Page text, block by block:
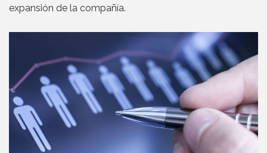
expansión de la compañía.